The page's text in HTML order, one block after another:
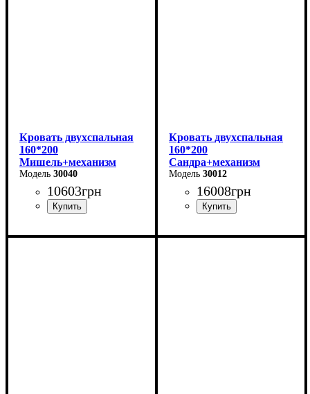
Кровать двухспальная
160*200
Мишель+механизм
(серая)30040
10603грн
Ширина: 166 см
Кровать двухспальная
160*200
Сандра+механизм
(серая)30012
16008грн
Ширина: 170 см